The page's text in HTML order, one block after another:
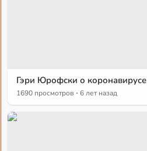
Гэри Юрофски о коронавирусе
1690 просмотров · 6 лет назад